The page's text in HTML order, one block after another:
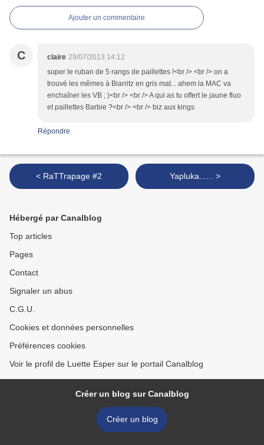
Ajouter un commentaire
C claire 29/07/2013 14:12
super le ruban de 5 rangs de paillettes !<br /> <br /> on a
trouvé les mêmes à Biarritz en gris mat... ahem la MAC va
enchaîner les VB ; )<br /> <br /> A qui as tu offert le jaune fluo
et paillettes Barbie ?<br /> <br /> biz aux kings
Répondre
< RaTTrapage #2 Yapluka...... >
Hébergé par Canalblog
Top articles
Pages
Contact
Signaler un abus
C.G.U.
Cookies et données personnelles
Préférences cookies
Voir le profil de Luette Esper sur le portail Canalblog
Créer un blog sur Canalblog
Créer un blog